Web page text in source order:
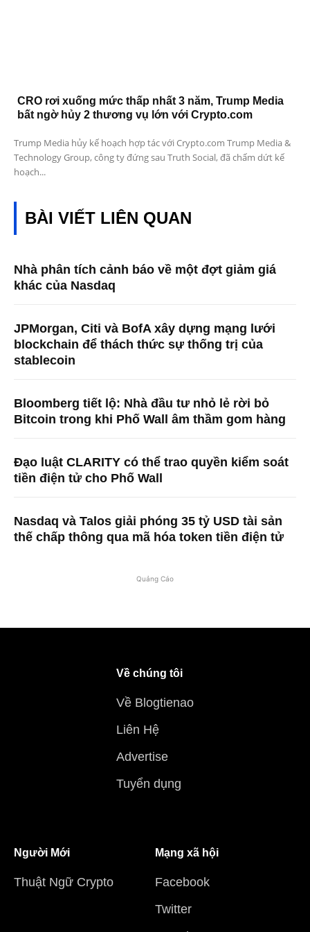
CRO rơi xuống mức thấp nhất 3 năm, Trump Media
bất ngờ hủy 2 thương vụ lớn với Crypto.com
Trump Media hủy kế hoạch hợp tác với Crypto.com Trump Media &
Technology Group, công ty đứng sau Truth Social, đã chấm dứt kế
hoạch...
BÀI VIẾT LIÊN QUAN
Nhà phân tích cảnh báo về một đợt giảm giá
khác của Nasdaq
JPMorgan, Citi và BofA xây dựng mạng lưới
blockchain để thách thức sự thống trị của
stablecoin
Bloomberg tiết lộ: Nhà đầu tư nhỏ lẻ rời bỏ
Bitcoin trong khi Phố Wall âm thầm gom hàng
Đạo luật CLARITY có thể trao quyền kiểm soát
tiền điện tử cho Phố Wall
Nasdaq và Talos giải phóng 35 tỷ USD tài sản
thế chấp thông qua mã hóa token tiền điện tử
Quảng Cáo
Về chúng tôi
Về Blogtienao
Liên Hệ
Advertise
Tuyển dụng
Người Mới
Thuật Ngữ Crypto
Mạng xã hội
Facebook
Twitter